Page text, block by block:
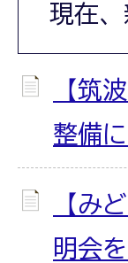
現在
【筑
整備
【み
明会